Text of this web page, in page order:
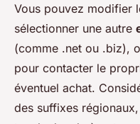
Vous pouvez modifier
sélectionner une autre
(comme .net ou .biz),
pour contacter le
éventuel achat.
des suffixes